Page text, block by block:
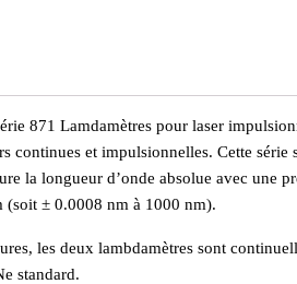
871 Lamdamètres pour laser
continues et impulsionnelles. Cette
la longueur d’onde absolue avec une
(soit ± 0.0008 nm à 1000 nm).
les deux lambdamètres sont
standard.